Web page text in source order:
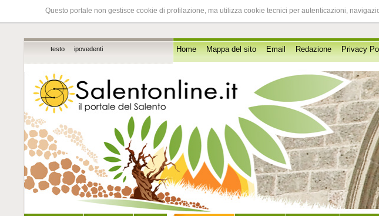
Questo portale non gestisce cookie di profilazione, ma utilizza cookie tecnici per autenticazioni,
testo ipovedenti Home Mappa del sito Email Redazione Privacy